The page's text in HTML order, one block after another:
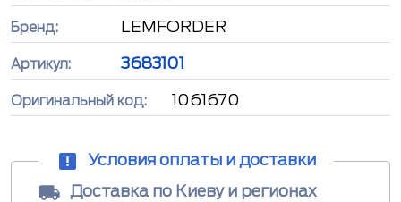
Бренд: LEMFORDER
Артикул: 3683101
Оригинальный код: 1061670
Условия оплаты и доставки
Доставка по Киеву и регионах